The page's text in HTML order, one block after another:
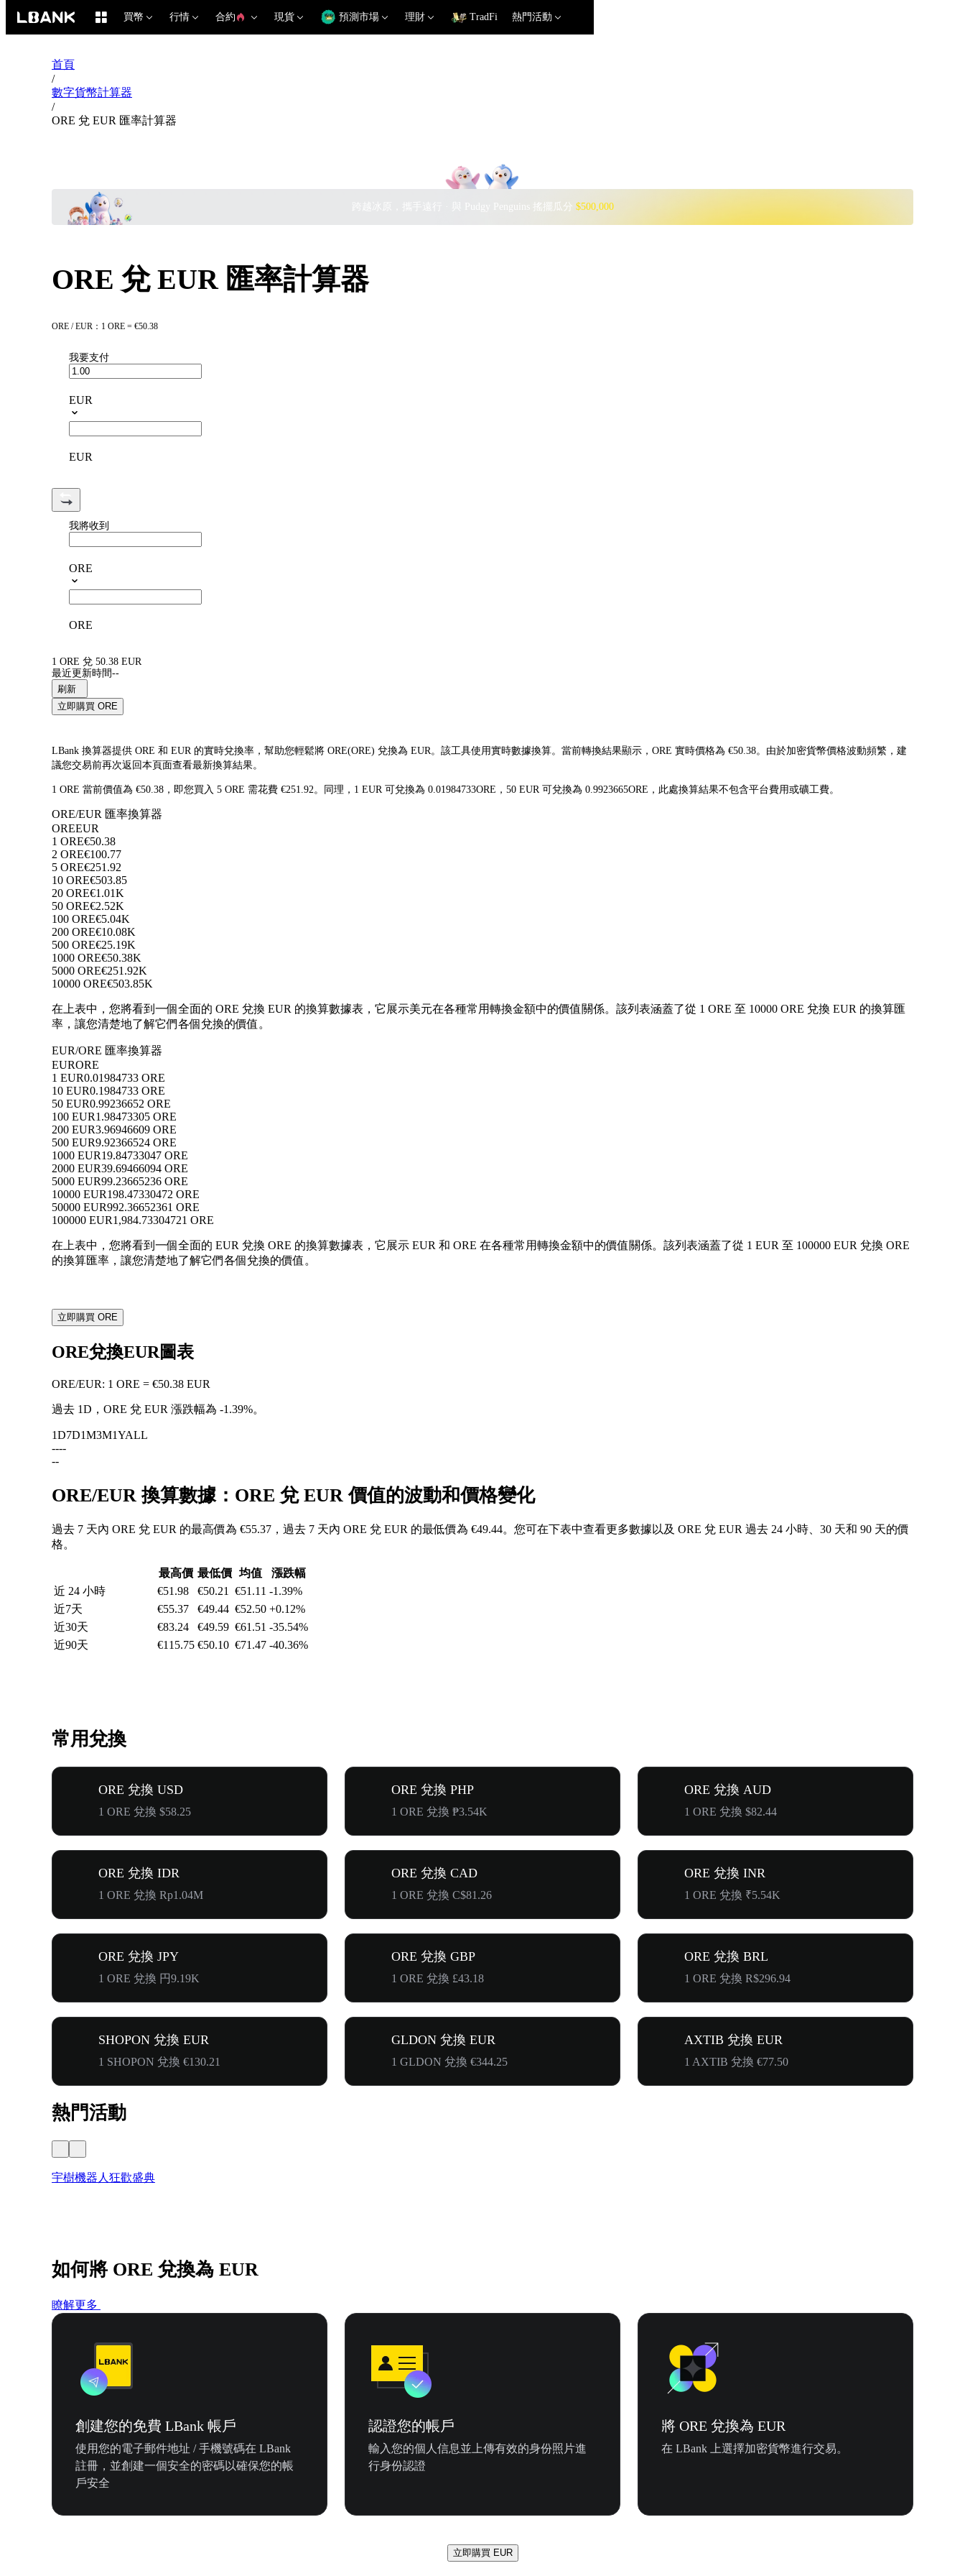
買幣 行情 合約 現貨 預測市場 理財 TradFi 熱門活動
首頁
/
數字貨幣計算器
/
ORE 兌 EUR 匯率計算器
跨越冰原，攜手遠行 · 與 Pudgy Penguins 搖擺瓜分 $500,000
ORE 兌 EUR 匯率計算器
ORE / EUR：1 ORE = €50.38
我要支付
EUR
EUR
我將收到
ORE
ORE
1 ORE 兌 50.38 EUR
最近更新時間--
刷新
立即購買 ORE
LBank 換算器提供 ORE 和 EUR 的實時兌換率，幫助您輕鬆將 ORE(ORE) 兌換為 EUR。該工具使用實時數據換算。當前轉換結果顯示，ORE 實時價格為 €50.38。由於加密貨幣價格波動頻繁，建
議您交易前再次返回本頁面查看最新換算結果。
1 ORE 當前價值為 €50.38，即您買入 5 ORE 需花費 €251.92。同理，1 EUR 可兌換為 0.01984733ORE，50 EUR 可兌換為 0.9923665ORE，此處換算結果不包含平台費用或礦工費。
ORE/EUR 匯率換算器
OREEUR
1 ORE€50.38
2 ORE€100.77
5 ORE€251.92
10 ORE€503.85
20 ORE€1.01K
50 ORE€2.52K
100 ORE€5.04K
200 ORE€10.08K
500 ORE€25.19K
1000 ORE€50.38K
5000 ORE€251.92K
10000 ORE€503.85K
在上表中，您將看到一個全面的 ORE 兌換 EUR 的換算數據表，它展示美元在各種常用轉換金額中的價值關係。該列表涵蓋了從 1 ORE 至 10000 ORE 兌換 EUR 的換算匯
率，讓您清楚地了解它們各個兌換的價值。
EUR/ORE 匯率換算器
EURORE
1 EUR0.01984733 ORE
10 EUR0.1984733 ORE
50 EUR0.99236652 ORE
100 EUR1.98473305 ORE
200 EUR3.96946609 ORE
500 EUR9.92366524 ORE
1000 EUR19.84733047 ORE
2000 EUR39.69466094 ORE
5000 EUR99.23665236 ORE
10000 EUR198.47330472 ORE
50000 EUR992.36652361 ORE
100000 EUR1,984.73304721 ORE
在上表中，您將看到一個全面的 EUR 兌換 ORE 的換算數據表，它展示 EUR 和 ORE 在各種常用轉換金額中的價值關係。該列表涵蓋了從 1 EUR 至 100000 EUR 兌換 ORE
的換算匯率，讓您清楚地了解它們各個兌換的價值。
立即購買 ORE
ORE兌換EUR圖表
ORE/EUR: 1 ORE = €50.38 EUR
過去 1D，ORE 兌 EUR 漲跌幅為 -1.39%。
1D7D1M3M1YALL
----
--
ORE/EUR 換算數據：ORE 兌 EUR 價值的波動和價格變化
過去 7 天內 ORE 兌 EUR 的最高價為 €55.37，過去 7 天內 ORE 兌 EUR 的最低價為 €49.44。您可在下表中查看更多數據以及 ORE 兌 EUR 過去 24 小時、30 天和 90 天的價
格。
最高價 最低價 均值
漲跌幅
近 24 小時
€51.98 €50.21 €51.11 -1.39%
近7天
€55.37 €49.44 €52.50 +0.12%
近30天
€83.24 €49.59 €61.51 -35.54%
近90天
€115.75 €50.10 €71.47 -40.36%
常用兌換
ORE 兌換 USD
1 ORE 兌換 $58.25
ORE 兌換 PHP
1 ORE 兌換 ₱3.54K
ORE 兌換 AUD
1 ORE 兌換 $82.44
ORE 兌換 IDR
1 ORE 兌換 Rp1.04M
ORE 兌換 CAD
1 ORE 兌換 C$81.26
ORE 兌換 INR
1 ORE 兌換 ₹5.54K
ORE 兌換 JPY
1 ORE 兌換 円9.19K
ORE 兌換 GBP
1 ORE 兌換 £43.18
ORE 兌換 BRL
1 ORE 兌換 R$296.94
SHOPON 兌換 EUR
1 SHOPON 兌換 €130.21
GLDON 兌換 EUR
1 GLDON 兌換 €344.25
AXTIB 兌換 EUR
1 AXTIB 兌換 €77.50
熱門活動
宇樹機器人狂歡盛典
如何將 ORE 兌換為 EUR
瞭解更多
創建您的免費 LBank 帳戶
使用您的電子郵件地址 / 手機號碼在 LBank
註冊，並創建一個安全的密碼以確保您的帳
戶安全
認證您的帳戶
輸入您的個人信息並上傳有效的身份照片進
行身份認證
將 ORE 兌換為 EUR
在 LBank 上選擇加密貨幣進行交易。
立即購買 EUR